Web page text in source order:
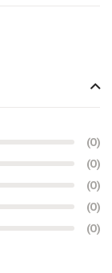
ajoutée à
(0)
(0)
(0)
(0)
(0)